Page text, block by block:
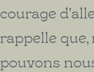
courage
rappelle
pouvons